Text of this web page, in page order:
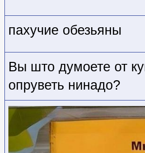
пахучие обезьяны
Вы што думоете от
опруветь нинадо?